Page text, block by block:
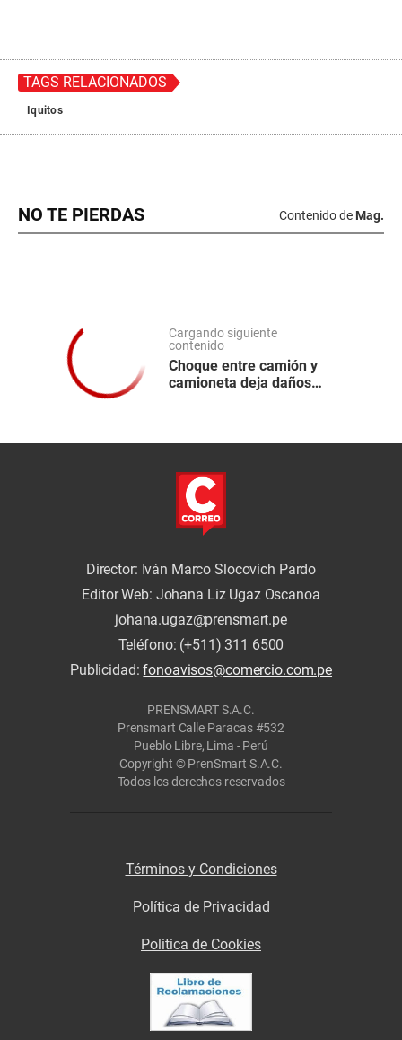
TAGS RELACIONADOS
Iquitos
NO TE PIERDAS Contenido de Mag.
Cargando siguiente
contenido
Choque entre camión y
camioneta deja daños
Director: Iván Marco Slocovich Pardo
Editor Web: Johana Liz Ugaz Oscanoa
johana.ugaz@prensmart.pe
Teléfono: (+511) 311 6500
Publicidad:fonoavisos@comercio.com.pe
PRENSMART S.A.C.
Prensmart Calle Paracas #532
Pueblo Libre, Lima - Perú
Copyright © PrenSmart S.A.C.
Todos los derechos reservados
Términos y Condiciones
Política de Privacidad
Politica de Cookies